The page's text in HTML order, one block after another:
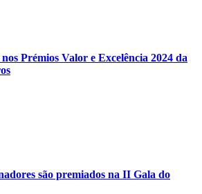
Prémios Valor e Excelência 2024 da
são premiados na II Gala do